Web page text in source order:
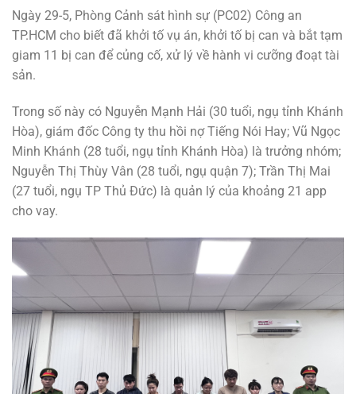
Ngày 29-5, Phòng Cảnh sát hình sự (PC02) Công an
TP.HCM cho biết đã khởi tố vụ án, khởi tố bị can và bắt tạm
giam 11 bị can để củng cố, xử lý về hành vi cưỡng đoạt tài
sản.
Trong số này có Nguyễn Mạnh Hải (30 tuổi, ngụ tỉnh Khánh
Hòa), giám đốc Công ty thu hồi nợ Tiếng Nói Hay; Vũ Ngọc
Minh Khánh (28 tuổi, ngụ tỉnh Khánh Hòa) là trưởng nhóm;
Nguyễn Thị Thùy Vân (28 tuổi, ngụ quận 7); Trần Thị Mai
(27 tuổi, ngụ TP Thủ Đức) là quản lý của khoảng 21 app
cho vay.